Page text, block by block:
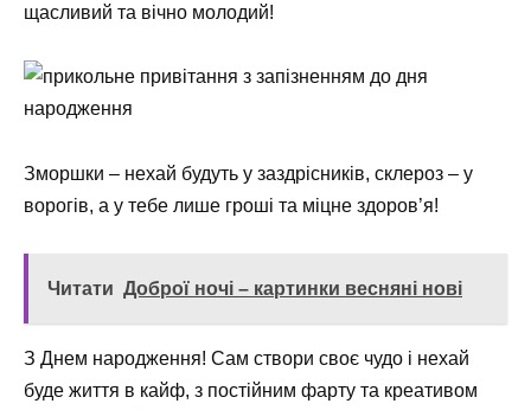
щасливий та вічно молодий!
Зморшки – нехай будуть у заздрісників, склероз – у
ворогів, а у тебе лише гроші та міцне здоров’я!
Читати Доброї ночі – картинки весняні нові
З Днем народження! Сам створи своє чудо і нехай
буде життя в кайф, з постійним фарту та креативом